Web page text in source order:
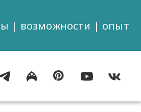
| возможности | опыт